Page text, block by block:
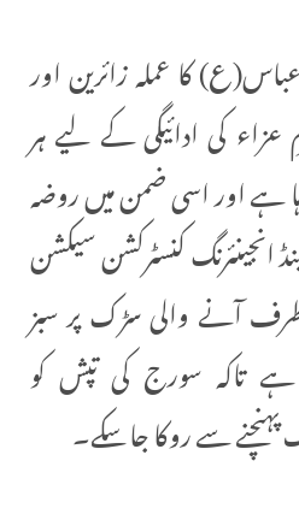
کا عملہ زائرین اور
عزاء کی ادائيگی کے لیے ہر
ہے اور اسی ضمن میں روضہ
انجینئرنگ کنسٹرکشن سیکشن
آنے والی سڑک پر سبز
تاکہ سورج کی تپش کو
سے روکا جا سکے۔